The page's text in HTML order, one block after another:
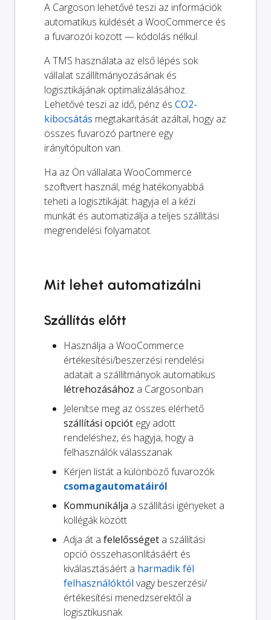
A Cargoson lehetővé teszi az információk
automatikus küldését a WooCommerce és
a fuvarozói között — kódolás nélkül.
A TMS használata az első lépés sok
vállalat szállítmányozásának és
logisztikájának optimalizálásához.
Lehetővé teszi az idő, pénz és CO2-
kibocsátás megtakarítását azáltal, hogy az
összes fuvarozó partnere egy
irányítópulton van.
Ha az Ön vállalata WooCommerce
szoftvert használ, még hatékonyabbá
teheti a logisztikáját: hagyja el a kézi
munkát és automatizálja a teljes szállítási
megrendelési folyamatot.
Mit lehet automatizálni
Szállítás előtt
Használja a WooCommerce
értékesítési/beszerzési rendelési
adatait a szállítmányok automatikus
létrehozásához a Cargosonban
Jelenítse meg az összes elérhető
szállítási opciót egy adott
rendeléshez, és hagyja, hogy a
felhasználók válasszanak
Kérjen listát a különböző fuvarozók
csomagautomatáiról
Kommunikálja a szállítási igényeket a
kollégák között
Adja át a felelősséget a szállítási
opció összehasonlításáért és
kiválasztásáért a harmadik fél
felhasználóktól vagy beszerzési/
értékesítési menedzserektől a
logisztikusnak